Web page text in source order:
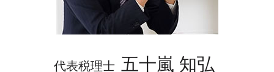
新宿区 国際税務 事前準備
目黒区 顧問税理士
代表税理士 五十嵐 知弘